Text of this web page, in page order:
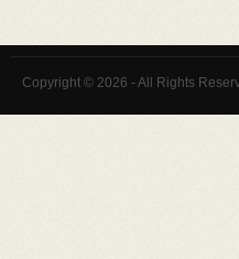
Copyright © 2026 - All Rights